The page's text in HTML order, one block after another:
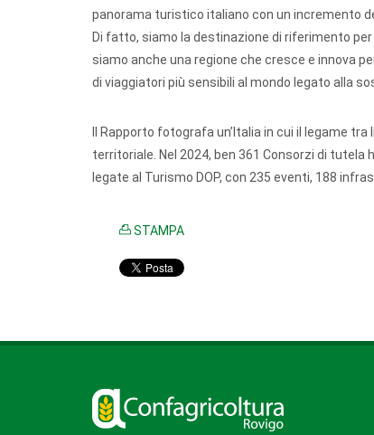
panorama turistico italiano con un incremento
Di fatto, siamo la destinazione di riferimento
siamo anche una regione che cresce e innova
di viaggiatori più sensibili al mondo legato alla
Il Rapporto fotografa un’Italia in cui il legame
territoriale. Nel 2024, ben 361 Consorzi di tutela
legate al Turismo DOP, con 235 eventi, 188
STAMPA